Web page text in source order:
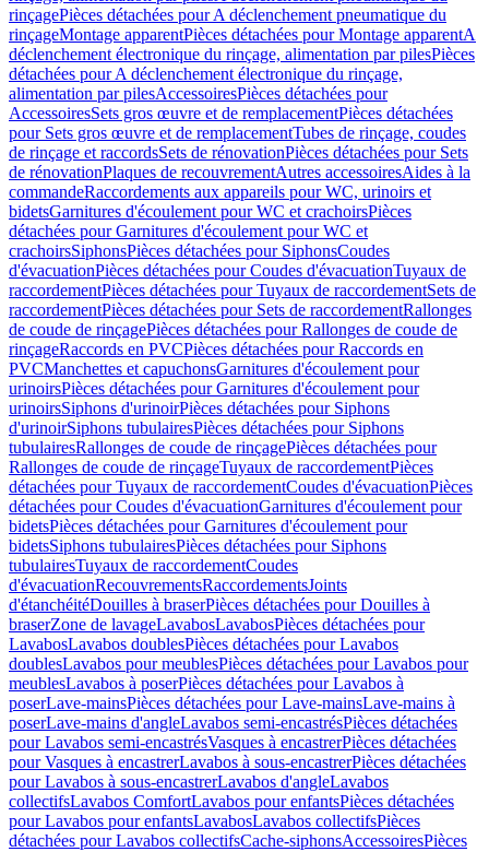
rinçagePièces détachées pour A déclenchement pneumatique du
rinçageMontage apparentPièces détachées pour Montage apparentA
déclenchement électronique du rinçage, alimentation par pilesPièces
détachées pour A déclenchement électronique du rinçage,
alimentation par pilesAccessoiresPièces détachées pour
AccessoiresSets gros œuvre et de remplacementPièces détachées
pour Sets gros œuvre et de remplacementTubes de rinçage, coudes
de rinçage et raccordsSets de rénovationPièces détachées pour Sets
de rénovationPlaques de recouvrementAutres accessoiresAides à la
commandeRaccordements aux appareils pour WC, urinoirs et
bidetsGarnitures d'écoulement pour WC et crachoirsPièces
détachées pour Garnitures d'écoulement pour WC et
crachoirsSiphonsPièces détachées pour SiphonsCoudes
d'évacuationPièces détachées pour Coudes d'évacuationTuyaux de
raccordementPièces détachées pour Tuyaux de raccordementSets de
raccordementPièces détachées pour Sets de raccordementRallonges
de coude de rinçagePièces détachées pour Rallonges de coude de
rinçageRaccords en PVCPièces détachées pour Raccords en
PVCManchettes et capuchonsGarnitures d'écoulement pour
urinoirsPièces détachées pour Garnitures d'écoulement pour
urinoirsSiphons d'urinoirPièces détachées pour Siphons
d'urinoirSiphons tubulairesPièces détachées pour Siphons
tubulairesRallonges de coude de rinçagePièces détachées pour
Rallonges de coude de rinçageTuyaux de raccordementPièces
détachées pour Tuyaux de raccordementCoudes d'évacuationPièces
détachées pour Coudes d'évacuationGarnitures d'écoulement pour
bidetsPièces détachées pour Garnitures d'écoulement pour
bidetsSiphons tubulairesPièces détachées pour Siphons
tubulairesTuyaux de raccordementCoudes
d'évacuationRecouvrementsRaccordementsJoints
d'étanchéitéDouilles à braserPièces détachées pour Douilles à
braserZone de lavageLavabosLavabosPièces détachées pour
LavabosLavabos doublesPièces détachées pour Lavabos
doublesLavabos pour meublesPièces détachées pour Lavabos pour
meublesLavabos à poserPièces détachées pour Lavabos à
poserLave-mainsPièces détachées pour Lave-mainsLave-mains à
poserLave-mains d'angleLavabos semi-encastrésPièces détachées
pour Lavabos semi-encastrésVasques à encastrerPièces détachées
pour Vasques à encastrerLavabos à sous-encastrerPièces détachées
pour Lavabos à sous-encastrerLavabos d'angleLavabos
collectifsLavabos ComfortLavabos pour enfantsPièces détachées
pour Lavabos pour enfantsLavabosLavabos collectifsPièces
détachées pour Lavabos collectifsCache-siphonsAccessoiresPièces